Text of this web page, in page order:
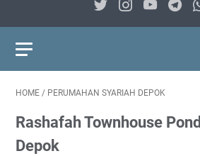
HOME / PERUMAHAN SYARIAH DEPOK
Rashafah Townhouse
Depok